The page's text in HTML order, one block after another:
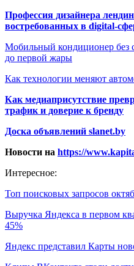
Профессия дизайнера
востребованных в digital-
Мобильный кондиционер без
до первой жары
Как технологии меняют
Как медиаприсутствие
трафик и доверие к бренду
Доска объявлений slanet.by
Новости на https://
Интересное:
Топ поисковых запросов
Выручка Яндекса в первом
45%
Яндекс представил Карты